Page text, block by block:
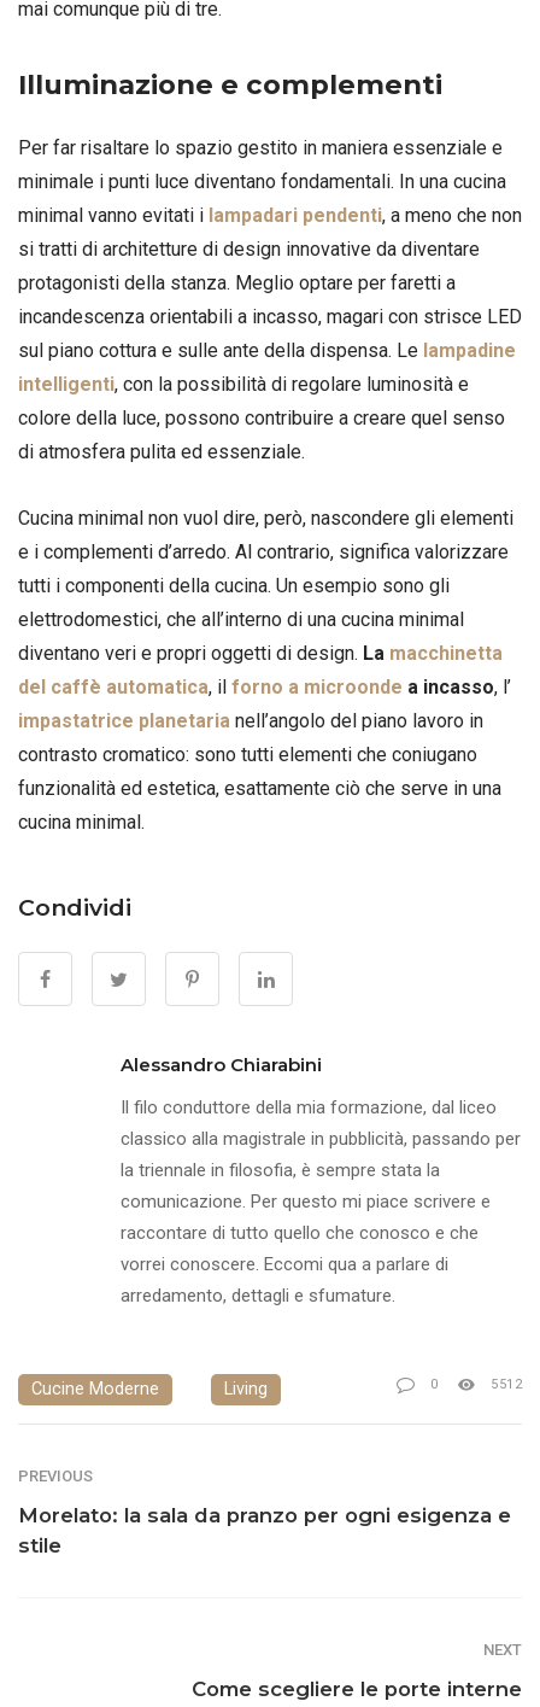
mai comunque più di tre.
Illuminazione e complementi
Per far risaltare lo spazio gestito in maniera essenziale e
minimale i punti luce diventano fondamentali. In una cucina
minimal vanno evitati i lampadari pendenti, a meno che non
si tratti di architetture di design innovative da diventare
protagonisti della stanza. Meglio optare per faretti a
incandescenza orientabili a incasso, magari con strisce LED
sul piano cottura e sulle ante della dispensa. Le lampadine
intelligenti, con la possibilità di regolare luminosità e
colore della luce, possono contribuire a creare quel senso
di atmosfera pulita ed essenziale.
Cucina minimal non vuol dire, però, nascondere gli elementi
e i complementi d’arredo. Al contrario, significa valorizzare
tutti i componenti della cucina. Un esempio sono gli
elettrodomestici, che all’interno di una cucina minimal
diventano veri e propri oggetti di design. La macchinetta
del caffè automatica, il forno a microonde a incasso, l’
impastatrice planetaria nell’angolo del piano lavoro in
contrasto cromatico: sono tutti elementi che coniugano
funzionalità ed estetica, esattamente ciò che serve in una
cucina minimal.
Condividi
Alessandro Chiarabini
Il filo conduttore della mia formazione, dal liceo
classico alla magistrale in pubblicità, passando per
la triennale in filosofia, è sempre stata la
comunicazione. Per questo mi piace scrivere e
raccontare di tutto quello che conosco e che
vorrei conoscere. Eccomi qua a parlare di
arredamento, dettagli e sfumature.
Cucine Moderne Living 0 5512
PREVIOUS
Morelato: la sala da pranzo per ogni esigenza e
stile
NEXT
Come scegliere le porte interne